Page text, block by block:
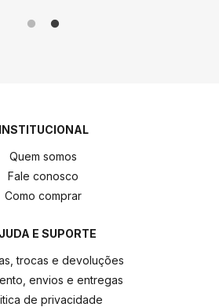
INSTITUCIONAL
Quem somos
Fale conosco
Como comprar
E SUPORTE
trocas e devoluções
envios e entregas
de privacidade